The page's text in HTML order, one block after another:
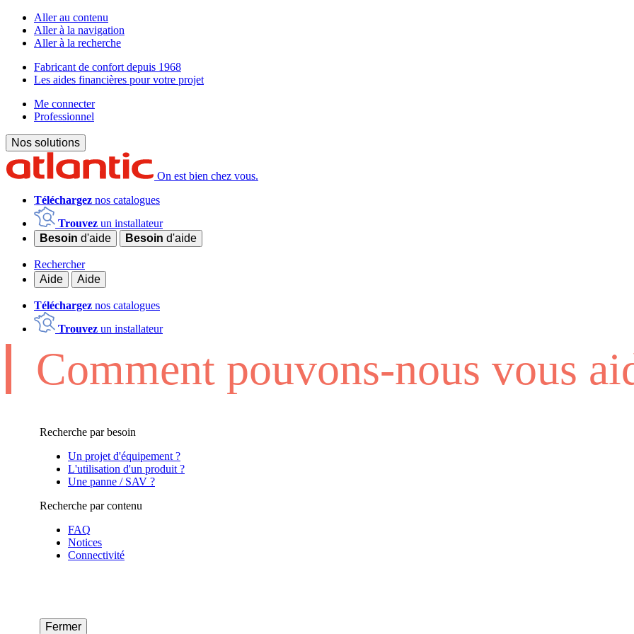
Aller au contenu
Aller à la navigation
Aller à la recherche
Fabricant de confort depuis 1968
Les aides financières pour votre projet
Me connecter
Professionnel
Nos solutions
On est bien chez vous.
Téléchargez nos catalogues
Trouvez un installateur
Besoin d'aide Besoin d'aide
Rechercher
Aide
Aide
Téléchargez nos catalogues
Trouvez un installateur
Comment pouvons-nous vous
Recherche par besoin
Un projet d'équipement ?
L'utilisation d'un produit ?
Une panne / SAV ?
Recherche par contenu
FAQ
Notices
Connectivité
Fermer